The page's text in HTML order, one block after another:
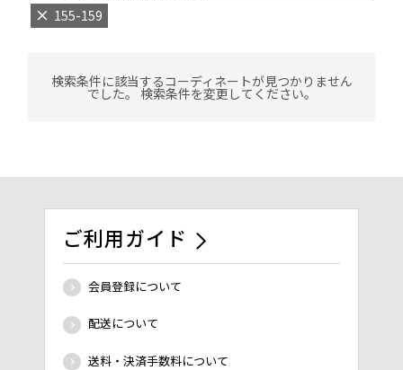
155-159
検索条件に該当するコーディネートが見つかりません
でした。 検索条件を変更してください。
ご利用ガイド
会員登録について
配送について
送料・決済手数料について